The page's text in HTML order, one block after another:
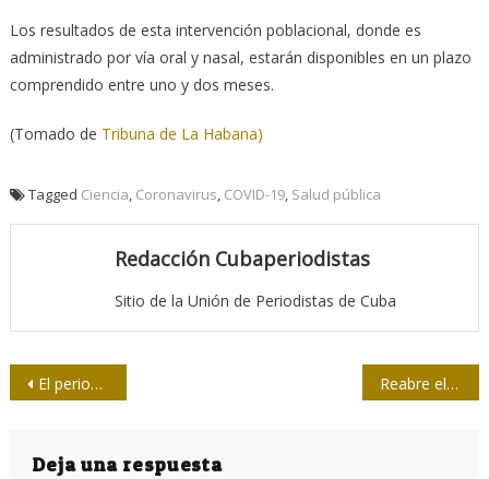
Los resultados de esta intervención poblacional, donde es
administrado por vía oral y nasal, estarán disponibles en un plazo
comprendido entre uno y dos meses.
(Tomado de Tribuna de La Habana)
Tagged Ciencia Coronavirus COVID-19, Salud pública
Redacción Cubaperiodistas
Sitio de la Unión de Periodistas de Cuba
Navegación
entradas
El periodismo, ante el desafío de los tiempos Reabre el Parque Naborí
Deja una respuesta